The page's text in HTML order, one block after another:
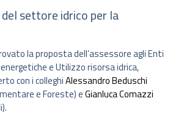
settore idrico per la
la proposta dell’assessore agli Enti
e Utilizzo risorsa idrica,
con i colleghiAlessandro Beduschi
e Foreste) eGianluca Comazzi